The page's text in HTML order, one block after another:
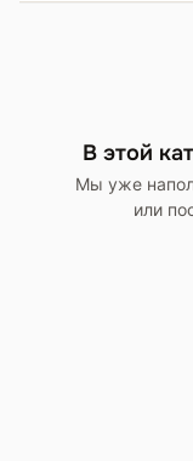
В этой
Мы уже
или